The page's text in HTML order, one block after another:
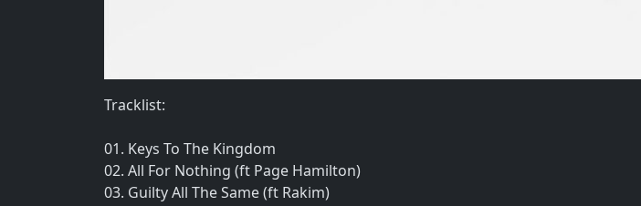
Tracklist:
01. Keys To The Kingdom
02. All For Nothing (ft Page Hamilton)
03. Guilty All The Same (ft Rakim)